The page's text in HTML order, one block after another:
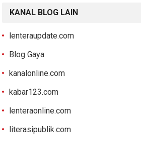
KANAL BLOG LAIN
lenteraupdate.com
Blog Gaya
kanalonline.com
kabar123.com
lenteraonline.com
literasipublik.com